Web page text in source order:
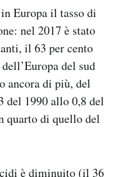
Europa il tasso di
nel 2017 è stato
il 63 per cento
del sud
ancora di più, del
del 1990 allo 0,8 del
quarto di quello del
è diminuito (il 36